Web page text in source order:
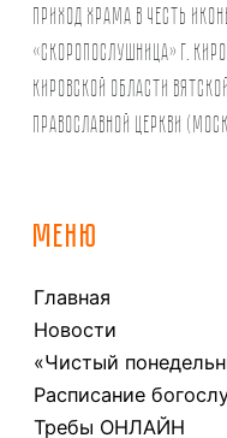
Приход храма в честь
«Скоропослушница» г.
Кировской области
Православной Церкви
МЕНЮ
Главная
Новости
«Чистый
Расписание
Требы ОНЛАЙН